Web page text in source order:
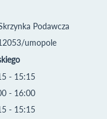
Podawcza
umopole
- 15:15
- 16:00
- 15:15